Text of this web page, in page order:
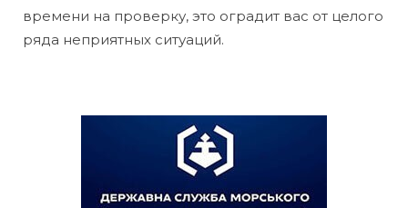
времени на проверку, это оградит вас от целого
ряда неприятных ситуаций.